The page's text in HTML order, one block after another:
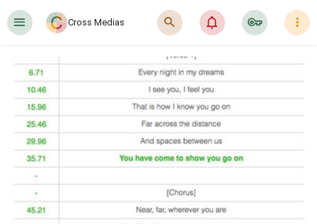
󰍜 Cross Medias 󰍉 󰂜 󰷖 󰇙